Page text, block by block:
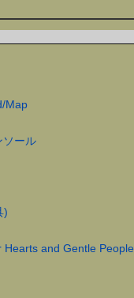
Map
ソール
)
Hearts and Gentle People